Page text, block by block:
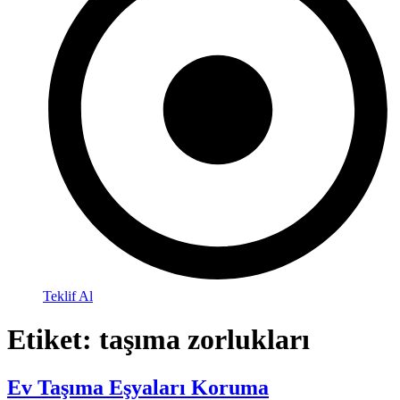
Teklif Al
Etiket: taşıma zorlukları
Ev Taşıma Eşyaları Koruma